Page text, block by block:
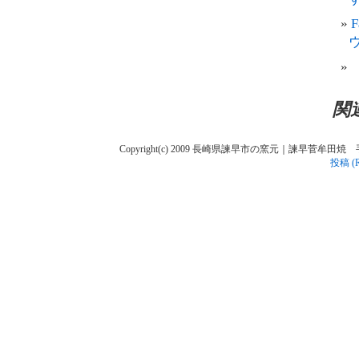
関
Copyright(c) 2009 長崎県諫早市の窯元｜諫早菅牟田焼
投稿